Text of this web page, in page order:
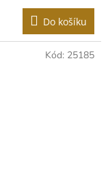
Do košíku
Kód: 25185